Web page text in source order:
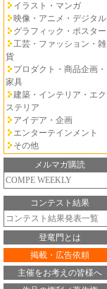
イラスト・マンガ
映像・アニメ・デジタル
グラフィック・ポスター
工芸・ファッション・雑
貨
プロダクト・商品企画・
家具
建築・インテリア・エク
ステリア
アイデア・企画
エンターテインメント
その他
メルマガ購読
COMPE WEEKLY
コンテスト結果
コンテスト結果発表一覧
登竜門とは
掲載・広告依頼
主催をお考えの皆様へ